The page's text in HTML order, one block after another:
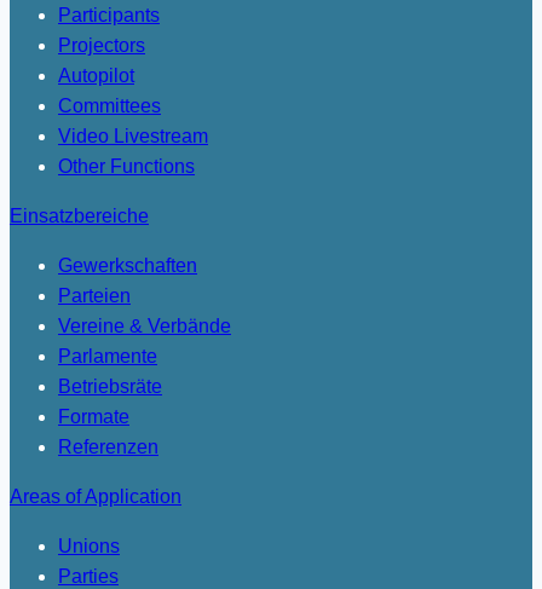
Participants
Projectors
Autopilot
Committees
Video Livestream
Other Functions
Einsatzbereiche
Gewerkschaften
Parteien
Vereine & Verbände
Parlamente
Betriebsräte
Formate
Referenzen
Areas of Application
Unions
Parties